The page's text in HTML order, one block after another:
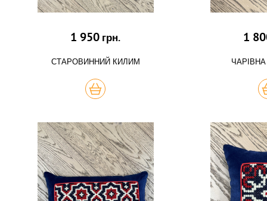
1 950 грн.
СТАРОВИННИЙ КИЛИМ
КУПИТЬ
1